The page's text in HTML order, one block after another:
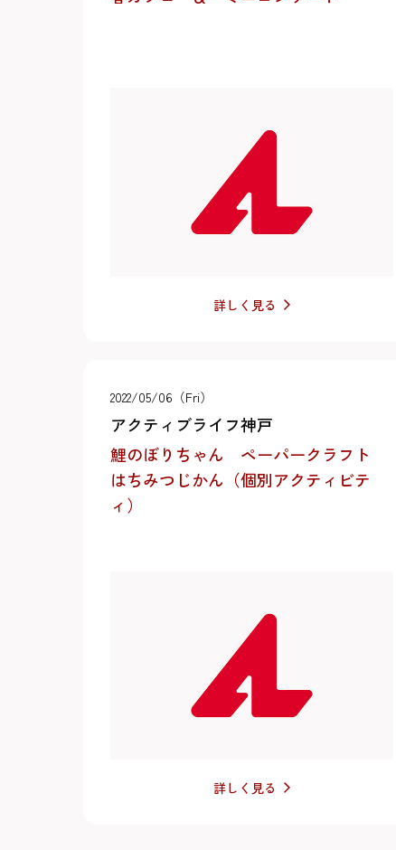
詳しく見る
2022/05/06（Fri）
アクティブライフ神戸
鯉のぼりちゃん ペーパークラフト
はちみつじかん（個別アクティビテ
ィ）
詳しく見る